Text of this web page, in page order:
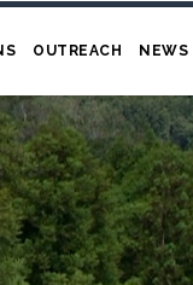
OUTREACH NEWS